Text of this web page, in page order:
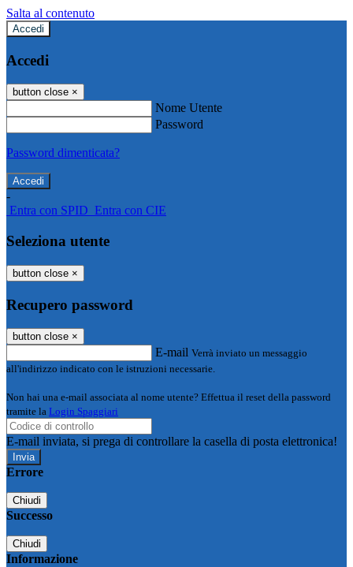
Salta al contenuto
Accedi
Accedi
button close ×
Nome Utente
Password
Password dimenticata?
-
Entra con SPID Entra con CIE
Seleziona utente
button close ×
Recupero password
button close ×
E-mail Verrà inviato un messaggio
all'indirizzo indicato con le istruzioni necessarie.
Non hai una e-mail associata al nome utente? Effettua il reset della password
tramite la Login Spaggiari
E-mail inviata, si prega di controllare la casella di posta elettronica!
Errore
Chiudi
Successo
Chiudi
Informazione